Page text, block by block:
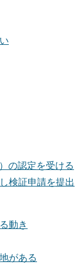
の認定を受ける
検証申請を提出
動き
がある